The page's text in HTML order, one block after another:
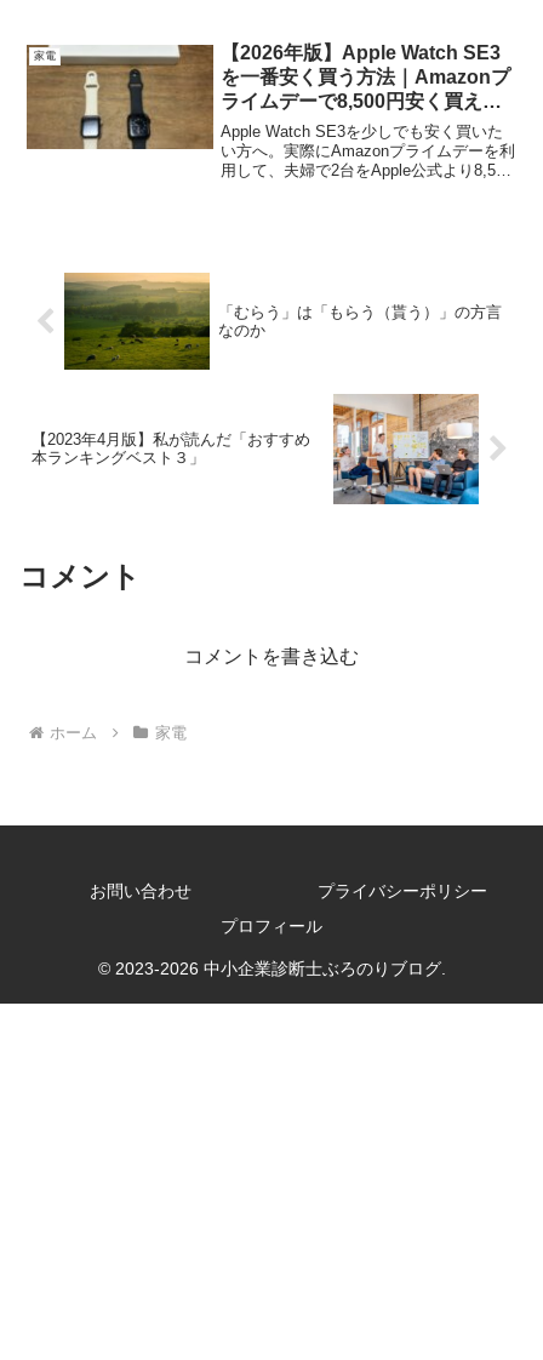
家電
【2026年版】Apple Watch SE3
を一番安く買う方法｜Amazonプ
ライムデーで8,500円安く買えた
実体験
Apple Watch SE3を少しでも安く買いた
い方へ。実際にAmazonプライムデーを利
用して、夫婦で2台をApple公式より8,500
「むらう」は「もらう（貰う）」の方言
なのか
【2023年4月版】私が読んだ「おすすめ
本ランキングベスト３」
コメント
コメントを書き込む
ホーム 家電
お問い合わせ
プライバシーポリシー
プロフィール
© 2023-2026 中小企業診断士ぶろのりブログ.